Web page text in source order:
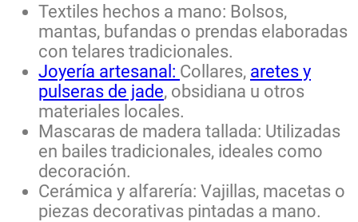
Textiles hechos a mano: Bolsos,
mantas, bufandas o prendas elaboradas
con telares tradicionales.
Joyería artesanal: Collares, aretes y
pulseras de jade, obsidiana u otros
materiales locales.
Mascaras de madera tallada: Utilizadas
en bailes tradicionales, ideales como
decoración.
Cerámica y alfarería: Vajillas, macetas o
piezas decorativas pintadas a mano.